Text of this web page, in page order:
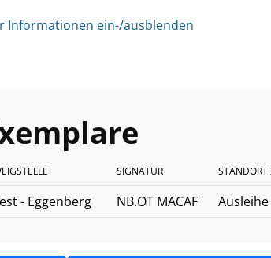
Informationen ein-/ausblenden
SIGNATUR STANDORT
- Eggenberg NB.OT MACAF Ausleihe